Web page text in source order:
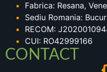
Fabrica: Resana,
Sediu Romania:
RECOM:
CUI: RO42999166
CONTACT